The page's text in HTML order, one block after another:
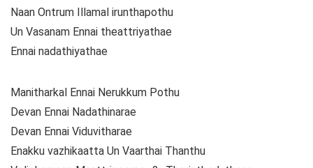
Naan Ontrum Illamal irunthapothu
Un Vasanam Ennai theattriyathae
Ennai nadathiyathae
Manitharkal Ennai Nerukkum Pothu
Devan Ennai Nadathinarae
Devan Ennai Viduvitharae
Enakku vazhikaatta Un Vaarthai Thanthu